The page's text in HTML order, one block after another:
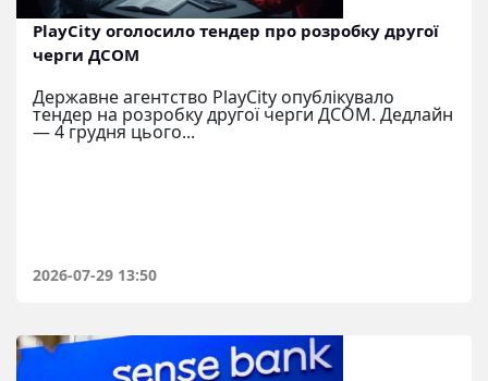
PlayCity оголосило тендер про розробку другої
черги ДСОМ
Державне агентство PlayCity опублікувало
тендер на розробку другої черги ДСОМ. Дедлайн
— 4 грудня цього...
2026-07-29 13:50